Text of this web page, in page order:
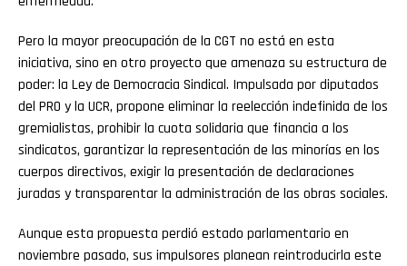
Pero la mayor preocupación de la CGT no está en esta
iniciativa, sino en otro proyecto que amenaza su estructura de
poder: la Ley de Democracia Sindical. Impulsada por diputados
del PRO y la UCR, propone eliminar la reelección indefinida de los
gremialistas, prohibir la cuota solidaria que financia a los
sindicatos, garantizar la representación de las minorías en los
cuerpos directivos, exigir la presentación de declaraciones
juradas y transparentar la administración de las obras sociales.
Aunque esta propuesta perdió estado parlamentario en
noviembre pasado, sus impulsores planean reintroducirla este